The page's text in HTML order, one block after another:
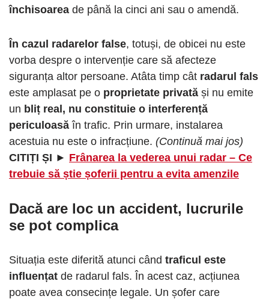
închisoarea de până la cinci ani sau o amendă.
În cazul radarelor false, totuși, de obicei nu este
vorba despre o intervenție care să afecteze
siguranța altor persoane. Atâta timp cât radarul fals
este amplasat pe o proprietate privată și nu emite
un bliț real, nu constituie o interferență
periculoasă în trafic. Prin urmare, instalarea
acestuia nu este o infracțiune. (Continuă mai jos)
CITIȚI ȘI ► Frânarea la vederea unui radar – Ce
trebuie să știe șoferii pentru a evita amenzile
Dacă are loc un accident, lucrurile
se pot complica
Situația este diferită atunci când traficul este
influențat de radarul fals. În acest caz, acțiunea
poate avea consecințe legale. Un șofer care